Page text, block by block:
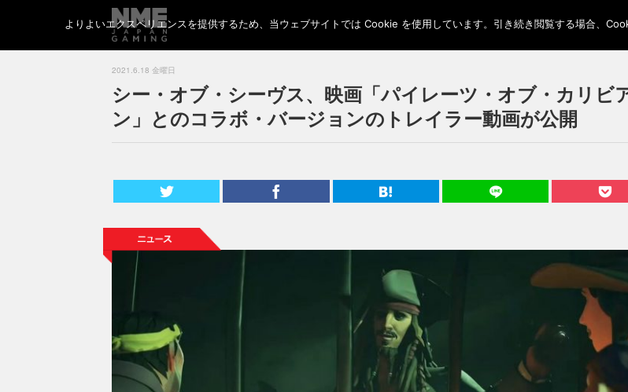
2021.6.18 金曜日
シー・オブ・シーヴス、映画「パイレーツ・オブ・カリビ
ン」とのコラボ・バージョンのトレイラー動画が公開
よりよいエクスペリエンスを提供するため、当ウェブサイトでは Cookie を使用しています。引き続き閲覧する場合、